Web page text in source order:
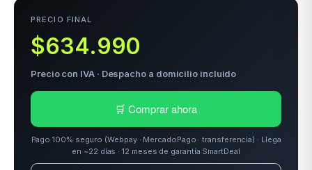
PRECIO FINAL
$634.990
Precio con IVA · Despacho a domicilio incluido
🛒 Comprar ahora
Pago 100% seguro (Webpay · MercadoPago · transferencia) · Llega
en ~22 días · 12 meses de garantía SmartDeal